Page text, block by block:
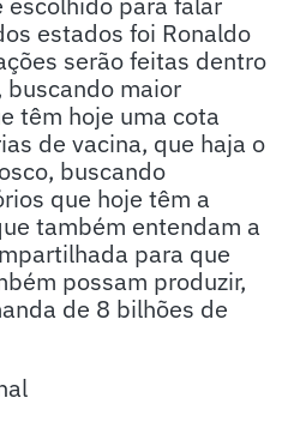
estados foi Ronaldo
serão feitas dentro
maior
têm hoje uma cota
de vacina, que haja o
buscando
que hoje têm a
também entendam a
para que
possam produzir,
de 8 bilhões de